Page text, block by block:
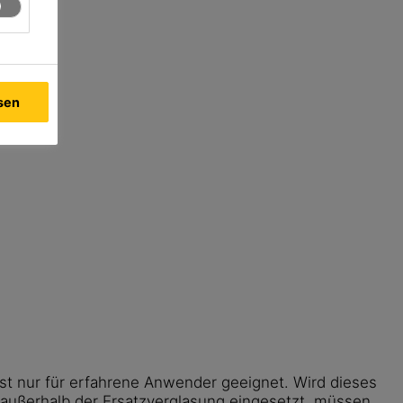
nur für erfahrene Anwender geeignet. Wird dieses